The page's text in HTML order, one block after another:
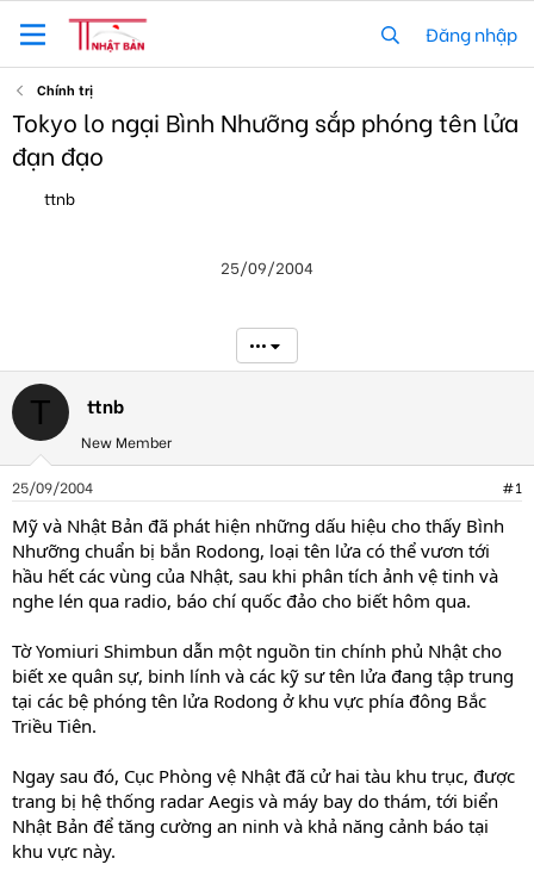
Đăng nhập
Chính trị
Tokyo lo ngại Bình Nhưỡng sắp phóng tên lửa
đạn đạo
r
t
r
ttnb
25/09/2004
•••
T ttnb
New Member
25/09/2004 #1
Mỹ và Nhật Bản đã phát hiện những dấu hiệu cho thấy Bình
Nhưỡng chuẩn bị bắn Rodong, loại tên lửa có thể vươn tới
hầu hết các vùng của Nhật, sau khi phân tích ảnh vệ tinh và
nghe lén qua radio, báo chí quốc đảo cho biết hôm qua.
Tờ Yomiuri Shimbun dẫn một nguồn tin chính phủ Nhật cho
biết xe quân sự, binh lính và các kỹ sư tên lửa đang tập trung
tại các bệ phóng tên lửa Rodong ở khu vực phía đông Bắc
Triều Tiên.
Ngay sau đó, Cục Phòng vệ Nhật đã cử hai tàu khu trục, được
trang bị hệ thống radar Aegis và máy bay do thám, tới biển
Nhật Bản để tăng cường an ninh và khả năng cảnh báo tại
khu vực này.